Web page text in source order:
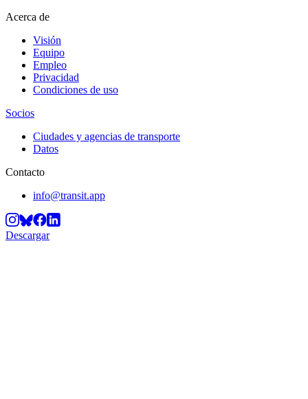
Acerca de
Visión
Equipo
Empleo
Privacidad
Condiciones de uso
Socios
Ciudades y agencias de transporte
Datos
Contacto
info@transit.app
Descargar